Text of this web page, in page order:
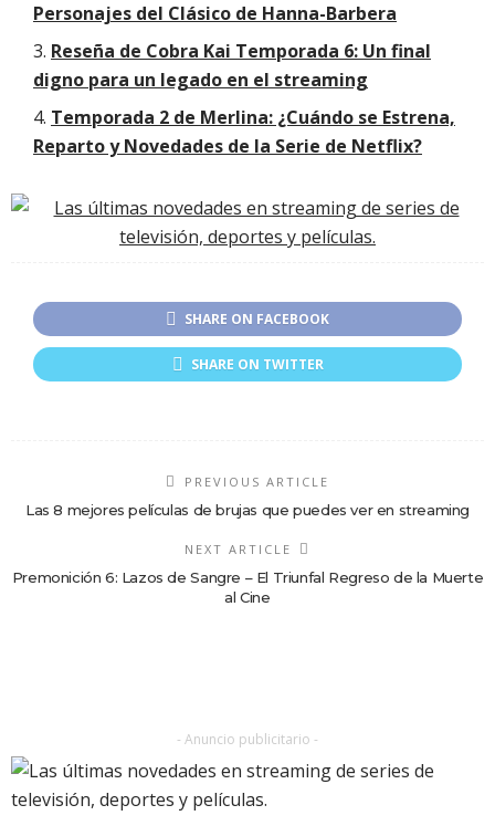
Personajes del Clásico de Hanna-Barbera
Reseña de Cobra Kai Temporada 6: Un final
digno para un legado en el streaming
Temporada 2 de Merlina: ¿Cuándo se Estrena,
Reparto y Novedades de la Serie de Netflix?
SHARE ON FACEBOOK
SHARE ON TWITTER
PREVIOUS ARTICLE
Las 8 mejores películas de brujas que puedes ver en streaming
NEXT ARTICLE
Premonición 6: Lazos de Sangre – El Triunfal Regreso de la Muerte
al Cine
- Anuncio publicitario -